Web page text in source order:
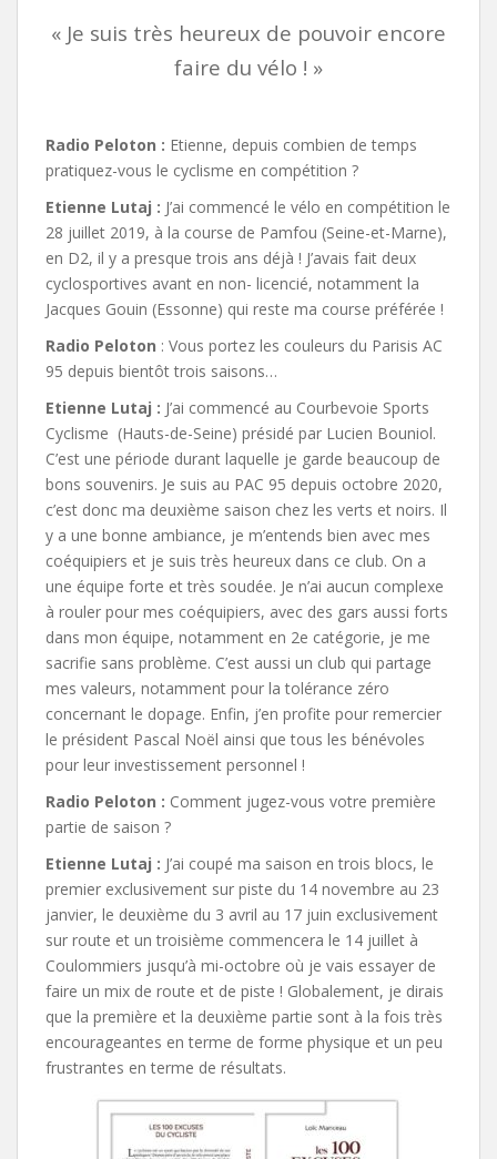
« Je suis très heureux de pouvoir encore
faire du vélo ! »
Radio Peloton : Etienne, depuis combien de temps
pratiquez-vous le cyclisme en compétition ?
Etienne Lutaj : J’ai commencé le vélo en compétition le
28 juillet 2019, à la course de Pamfou (Seine-et-Marne),
en D2, il y a presque trois ans déjà ! J’avais fait deux
cyclosportives avant en non- licencié, notamment la
Jacques Gouin (Essonne) qui reste ma course préférée !
Radio Peloton : Vous portez les couleurs du Parisis AC
95 depuis bientôt trois saisons…
Etienne Lutaj : J’ai commencé au Courbevoie Sports
Cyclisme (Hauts-de-Seine) présidé par Lucien Bouniol.
C’est une période durant laquelle je garde beaucoup de
bons souvenirs. Je suis au PAC 95 depuis octobre 2020,
c’est donc ma deuxième saison chez les verts et noirs. Il
y a une bonne ambiance, je m’entends bien avec mes
coéquipiers et je suis très heureux dans ce club. On a
une équipe forte et très soudée. Je n’ai aucun complexe
à rouler pour mes coéquipiers, avec des gars aussi forts
dans mon équipe, notamment en 2e catégorie, je me
sacrifie sans problème. C’est aussi un club qui partage
mes valeurs, notamment pour la tolérance zéro
concernant le dopage. Enfin, j’en profite pour remercier
le président Pascal Noël ainsi que tous les bénévoles
pour leur investissement personnel !
Radio Peloton : Comment jugez-vous votre première
partie de saison ?
Etienne Lutaj : J’ai coupé ma saison en trois blocs, le
premier exclusivement sur piste du 14 novembre au 23
janvier, le deuxième du 3 avril au 17 juin exclusivement
sur route et un troisième commencera le 14 juillet à
Coulommiers jusqu’à mi-octobre où je vais essayer de
faire un mix de route et de piste ! Globalement, je dirais
que la première et la deuxième partie sont à la fois très
encourageantes en terme de forme physique et un peu
frustrantes en terme de résultats.